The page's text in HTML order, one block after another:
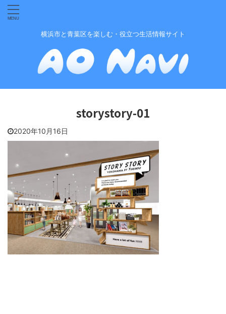
横浜市と青葉区を楽しむ・役立つ生活情報サイト
storystory-01
2020年10月16日